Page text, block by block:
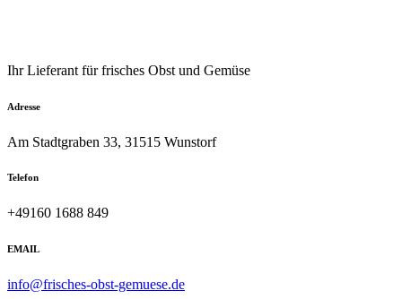
Ihr Lieferant für frisches Obst und Gemüse
Adresse
Am Stadtgraben 33, 31515 Wunstorf
Telefon
+49160 1688 849
EMAIL
info@frisches-obst-gemuese.de